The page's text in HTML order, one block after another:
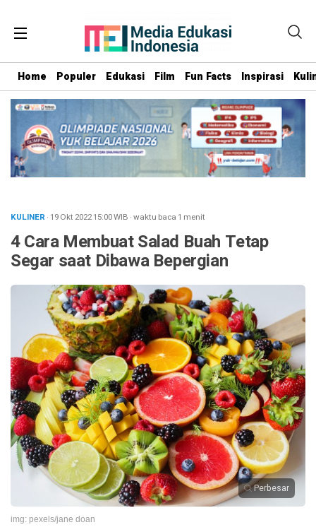
Home Populer Edukasi Film Fun Facts Inspirasi
KULINER · 19 Okt 202215:00WIB ·waktu baca 1 menit
4 Cara Membuat Salad Buah Tetap
Segar saat Dibawa Bepergian
Perbesar
img: pexels/jane doan